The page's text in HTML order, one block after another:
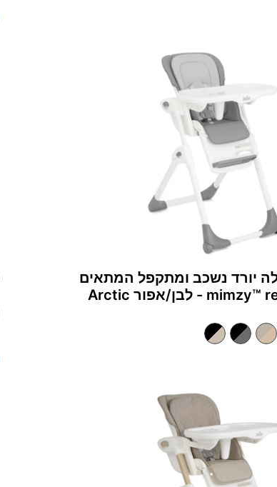
יורד נשכב ומתקפל המתאים